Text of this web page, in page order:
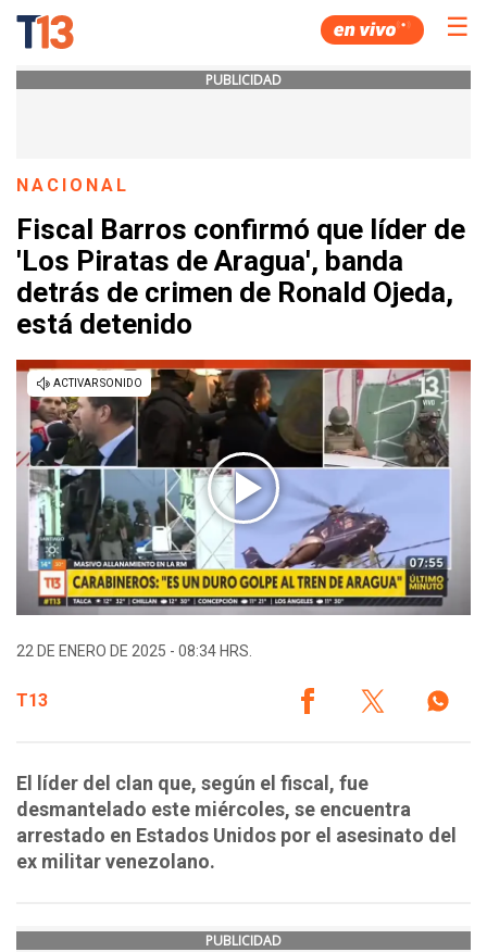
☰
PUBLICIDAD
NACIONAL
Fiscal Barros confirmó que líder de
'Los Piratas de Aragua', banda
detrás de crimen de Ronald Ojeda,
está detenido
22 DE ENERO DE 2025 - 08:34 HRS.
T13
El líder del clan que, según el fiscal, fue
desmantelado este miércoles, se encuentra
arrestado en Estados Unidos por el asesinato del
ex militar venezolano.
PUBLICIDAD